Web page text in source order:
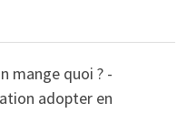
mange quoi ? -
adopter en